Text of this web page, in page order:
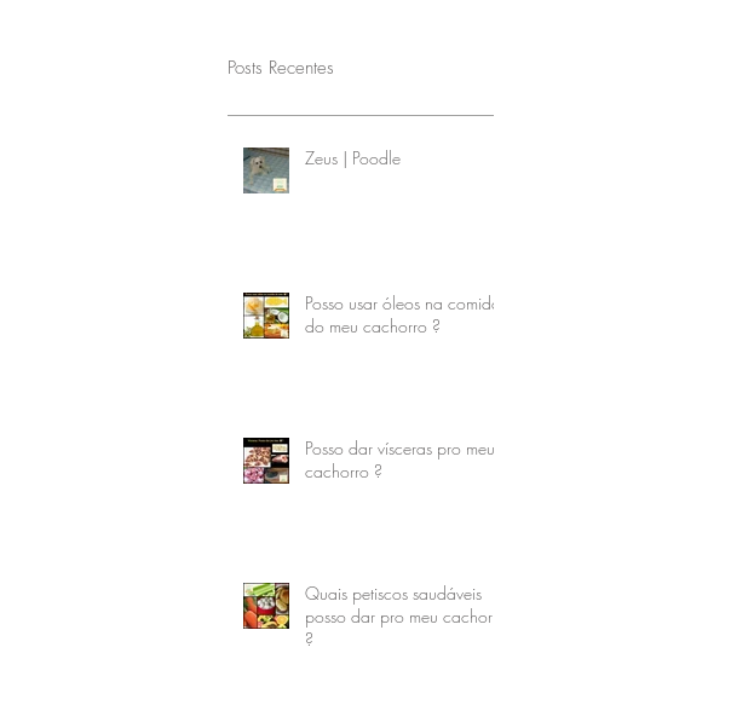
Posts Recentes
Zeus | Poodle
Posso usar óleos na comida
do meu cachorro ?
Posso dar vísceras pro meu
cachorro ?
Quais petiscos saudáveis
posso dar pro meu cachorro
?